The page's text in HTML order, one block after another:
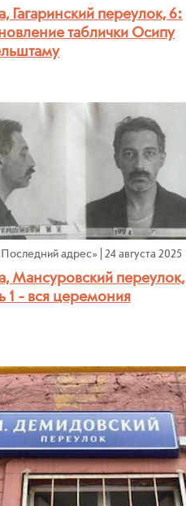
Гагаринский переулок, 6:
таблички Осипу
адрес» 24 августа 2025
Мансуровский переулок,
1 - вся церемония